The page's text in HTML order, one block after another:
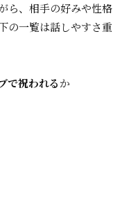
ら、相手の好みや性格
の一覧は話しやすさ重
で祝われるか